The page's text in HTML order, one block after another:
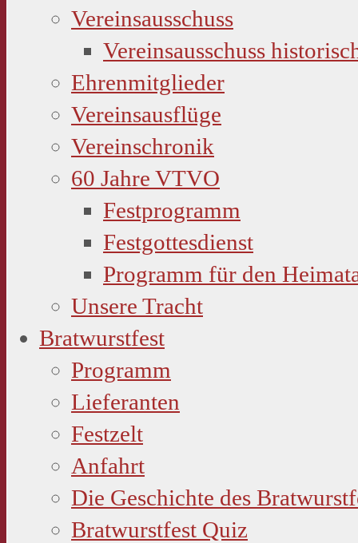
Vereinsausschuss
Vereinsausschuss
Ehrenmitglieder
Vereinsausflüge
Vereinschronik
60 Jahre VTVO
Festprogramm
Festgottesdienst
Programm für den
Unsere Tracht
Bratwurstfest
Programm
Lieferanten
Festzelt
Anfahrt
Die Geschichte des
Bratwurstfest Quiz